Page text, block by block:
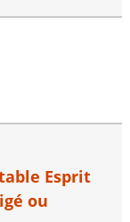
Esprit
ou